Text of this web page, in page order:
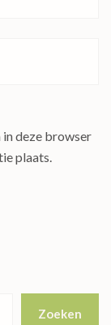
in deze browser
plaats.
Zoeken